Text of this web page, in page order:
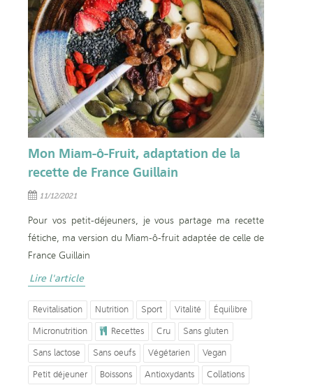
Mon Miam-ô-Fruit, adaptation de la
recette de France Guillain
11/12/2021
Pour vos petit-déjeuners, je vous partage ma recette
fétiche, ma version du Miam-ô-fruit adaptée de celle de
France Guillain
Lire l'article
Revitalisation Nutrition Sport Vitalité
Équilibre
Micronutrition
Recettes Cru
Sans gluten
Sans lactose
Sans oeufs Végétarien
Vegan
Petit déjeuner
Boissons Antioxydants Collations